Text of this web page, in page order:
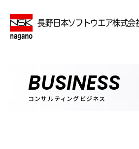
コンサルティングビジネス
BUSINESS